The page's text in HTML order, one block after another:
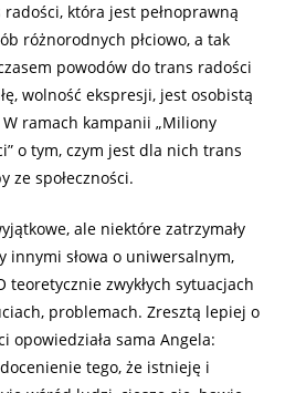
radości, która jest pełnoprawną
różnorodnych płciowo, a tak
powodów do trans radości
wolność ekspresji, jest osobistą
ramach kampanii „Miliony
o tym, czym jest dla nich trans
ze społeczności.
ale niektóre zatrzymały
innymi słowa o uniwersalnym,
zwykłych sytuacjach
problemach. Zresztą lepiej o
opowiedziała sama Angela:
tego, że istnieję i